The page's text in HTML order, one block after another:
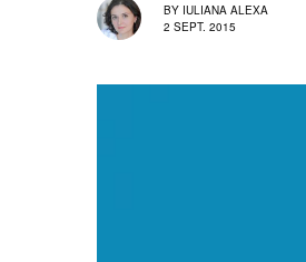
BY IULIANA ALEXA
2 SEPT. 2015